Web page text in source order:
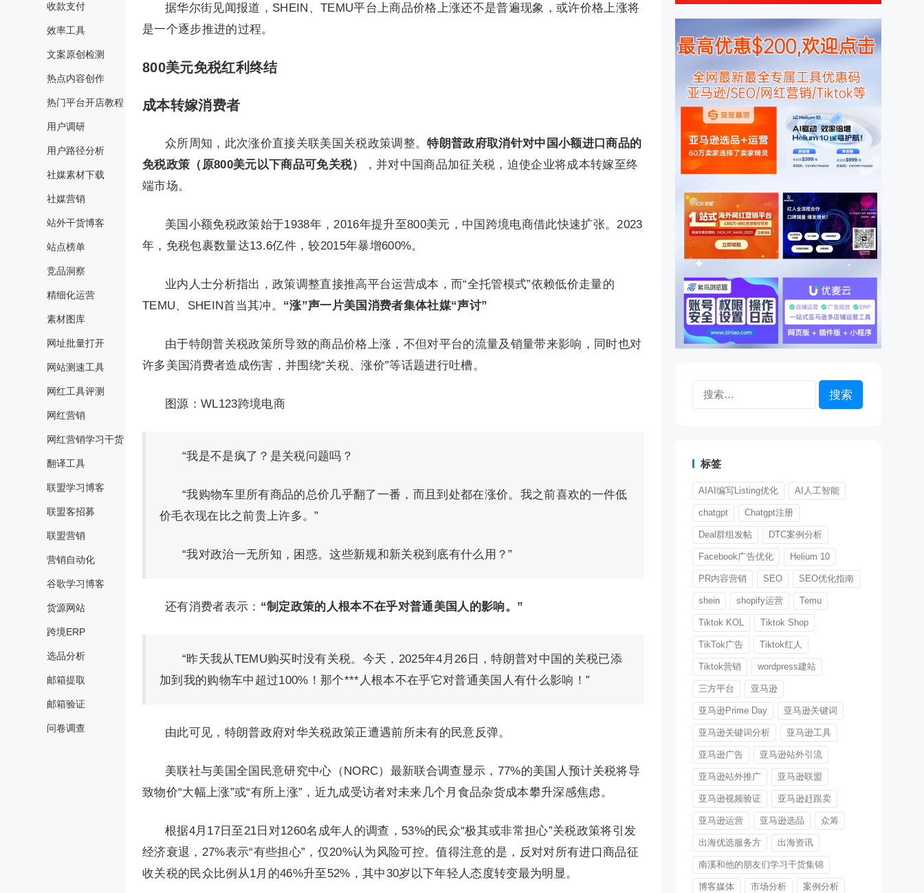
收款支付
效率工具
文案原创检测
热点内容创作
热门平台开店教程
用户调研
用户路径分析
社媒素材下载
社媒营销
站外干货博客
站点榜单
竞品洞察
精细化运营
素材图库
网址批量打开
网站测速工具
网红工具评测
网红营销
网红营销学习干货
翻译工具
联盟学习博客
联盟客招募
联盟营销
营销自动化
谷歌学习博客
货源网站
跨境ERP
选品分析
邮箱提取
邮箱验证
问卷调查
据华尔街见闻报道，SHEIN、TEMU平台上商品价格上涨还不是普遍现象，或许价格上涨将
是一个逐步推进的过程。
800美元免税红利终结
成本转嫁消费者
众所周知，此次涨价直接关联美国关税政策调整。特朗普政府取消针对中国小额进口商品的
免税政策（原800美元以下商品可免关税）
，并对中国商品加征关税，迫使企业将成本转嫁至终
端市场。
美国小额免税政策始于1938年，2016年提升至800美元，中国跨境电商借此快速扩张。2023
年，免税包裹数量达13.6亿件，较2015年暴增600%。
业内人士分析指出，政策调整直接推高平台运营成本，而“全托管模式”依赖低价走量的
TEMU、SHEIN首当其冲。 “涨”声一片美国消费者集体社媒“声讨”
由于特朗普关税政策所导致的商品价格上涨，不但对平台的流量及销量带来影响，同时也对
许多美国消费者造成伤害，并围绕“关税、涨价”等话题进行吐槽。
图源：WL123跨境电商
“我是不是疯了？是关税问题吗？
“我购物车里所有商品的总价几乎翻了一番，而且到处都在涨价。我之前喜欢的一件低
价毛衣现在比之前贵上许多。”
“我对政治一无所知，困惑。这些新规和新关税到底有什么用？”
还有消费者表示： “制定政策的人根本不在乎对普通美国人的影响。”
“昨天我从TEMU购买时没有关税。今天，2025年4月26日，特朗普对中国的关税已添
加到我的购物车中超过100%！那个***人根本不在乎它对普通美国人有什么影响！”
由此可见，特朗普政府对华关税政策正遭遇前所未有的民意反弹。
美联社与美国全国民意研究中心（NORC）最新联合调查显示，77%的美国人预计关税将导
致物价“大幅上涨”或“有所上涨”，近九成受访者对未来几个月食品杂货成本攀升深感焦虑。
根据4月17日至21日对1260名成年人的调查，53%的民众“极其或非常担心”关税政策将引发
经济衰退，27%表示“有些担心”，仅20%认为风险可控。值得注意的是，反对对所有进口商品征
收关税的民众比例从1月的46%升至52%，其中30岁以下年轻人态度转变最为明显。
标签
AIAI编写Listing优化 AI人工智能
chatgpt Chatgpt注册
Deal群组发帖 DTC案例分析
Facebook广告优化 Helium 10
PR内容营销 SEO SEO优化指南
shein shopify运营 Temu
Tiktok KOL Tiktok Shop
TikTok广告 Tiktok红人
Tiktok营销 wordpress建站
三方平台 亚马逊
亚马逊Prime Day 亚马逊关键词
亚马逊关键词分析 亚马逊工具
亚马逊广告 亚马逊站外引流
亚马逊站外推广 亚马逊联盟
亚马逊视频验证 亚马逊赶跟卖
亚马逊运营 亚马逊选品 众筹
出海优选服务方 出海资讯
南溪和他的朋友们学习干货集锦
博客媒体 市场分析 案例分析